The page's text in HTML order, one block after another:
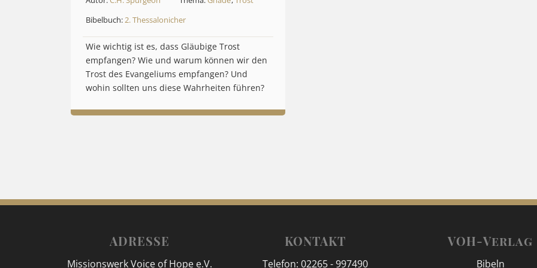
Bibelbuch:2. Thessalonicher
Wie wichtig ist es, dass Gläubige Trost
empfangen? Wie und warum können wir den
Trost des Evangeliums empfangen? Und
wohin sollten uns diese Wahrheiten führen?
ADRESSE
Missionswerk Voice of Hope e.V.
KONTAKT
Telefon: 02265 - 997490
VOH-Verlag
Bibeln